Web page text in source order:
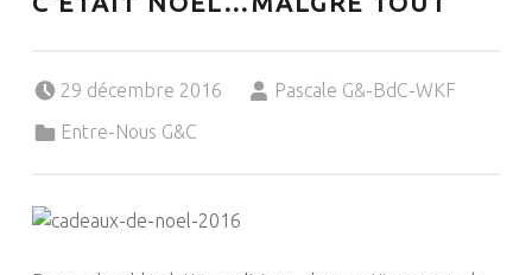
29 décembre 2016
Pascale G&-BdC-WKF
Entre-Nous G&C